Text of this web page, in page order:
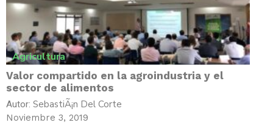
Agricultura
Valor compartido en la agroindustria y el
sector de alimentos
Autor: SebastiÃ¡n Del Corte
Noviembre 3, 2019